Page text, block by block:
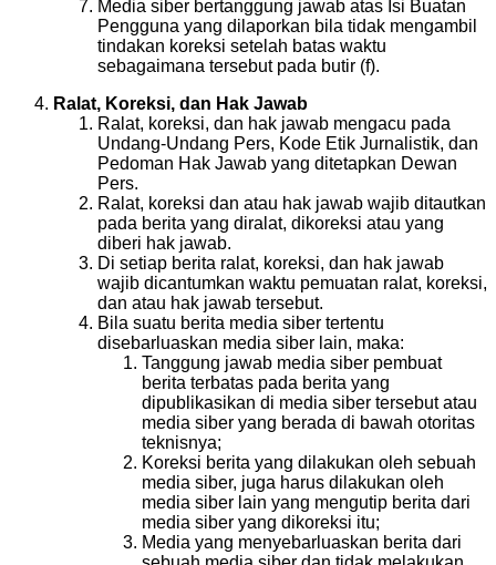
Media siber bertanggung jawab atas Isi Buatan
Pengguna yang dilaporkan bila tidak mengambil
tindakan koreksi setelah batas waktu
sebagaimana tersebut pada butir (f).
Ralat, Koreksi, dan Hak Jawab
Ralat, koreksi, dan hak jawab mengacu pada
Undang-Undang Pers, Kode Etik Jurnalistik, dan
Pedoman Hak Jawab yang ditetapkan Dewan
Pers.
Ralat, koreksi dan atau hak jawab wajib ditautkan
pada berita yang diralat, dikoreksi atau yang
diberi hak jawab.
Di setiap berita ralat, koreksi, dan hak jawab
wajib dicantumkan waktu pemuatan ralat, koreksi,
dan atau hak jawab tersebut.
Bila suatu berita media siber tertentu
disebarluaskan media siber lain, maka:
Tanggung jawab media siber pembuat
berita terbatas pada berita yang
dipublikasikan di media siber tersebut atau
media siber yang berada di bawah otoritas
teknisnya;
Koreksi berita yang dilakukan oleh sebuah
media siber, juga harus dilakukan oleh
media siber lain yang mengutip berita dari
media siber yang dikoreksi itu;
Media yang menyebarluaskan berita dari